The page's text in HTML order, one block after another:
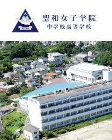
t
o
c
o
n
t
e
n
t